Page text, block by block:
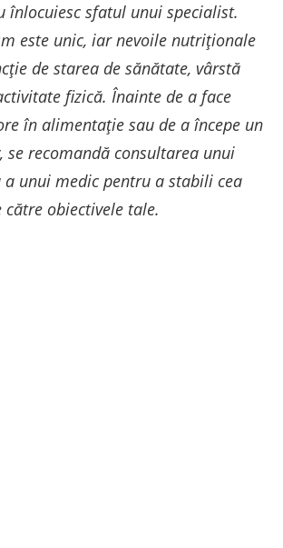
înlocuiesc sfatul unui specialist.
este unic, iar nevoile nutriționale
de starea de sănătate, vârstă
fizică. Înainte de a face
în alimentație sau de a începe un
se recomandă consultarea unui
unui medic pentru a stabili cea
obiectivele tale.